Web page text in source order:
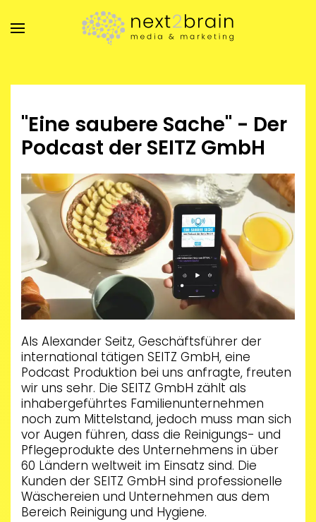
Zum Hauptinhalt springen
"Eine saubere Sache" - Der
Podcast der SEITZ GmbH
Als Alexander Seitz, Geschäftsführer der
international tätigen SEITZ GmbH, eine
Podcast Produktion bei uns anfragte, freuten
wir uns sehr. Die SEITZ GmbH zählt als
inhabergeführtes Familienunternehmen
noch zum Mittelstand, jedoch muss man sich
vor Augen führen, dass die Reinigungs- und
Pflegeprodukte des Unternehmens in über
60 Ländern weltweit im Einsatz sind. Die
Kunden der SEITZ GmbH sind professionelle
Wäschereien und Unternehmen aus dem
Bereich Reinigung und Hygiene.